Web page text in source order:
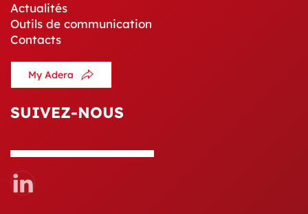
Actualités
Outils de communication
Contacts
My Adera
SUIVEZ-NOUS